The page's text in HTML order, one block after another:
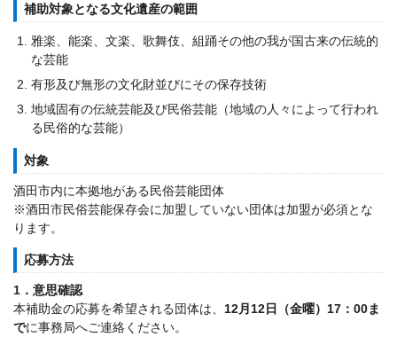
補助対象となる文化遺産の範囲
雅楽、能楽、文楽、歌舞伎、組踊その他の我が国古来の伝統的
な芸能
有形及び無形の文化財並びにその保存技術
地域固有の伝統芸能及び民俗芸能（地域の人々によって行われ
る民俗的な芸能）
対象
酒田市内に本拠地がある民俗芸能団体
※酒田市民俗芸能保存会に加盟していない団体は加盟が必須とな
ります。
応募方法
1．意思確認
本補助金の応募を希望される団体は、 12月12日（金曜）17：00ま
でに事務局へご連絡ください。